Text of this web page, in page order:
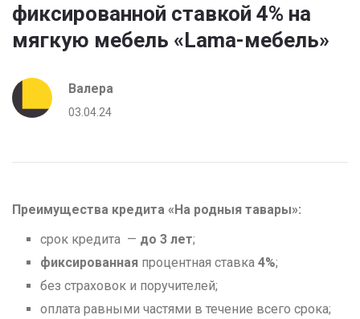
фиксированной ставкой 4% на
мягкую мебель «Lama-мебель»
Валера
03.04.24
Преимущества кредита «На родныя тавары»:
cрок кредита — до 3 лет;
фиксированная процентная ставка 4%;
без страховок и поручителей;
оплата равными частями в течение всего срока;